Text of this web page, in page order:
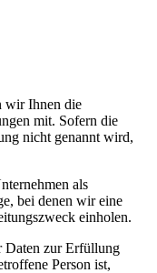
wir Ihnen die
mit. Sofern die
nicht genannt wird,
als
bei denen wir eine
einholen.
Daten zur Erfüllung
Person ist,